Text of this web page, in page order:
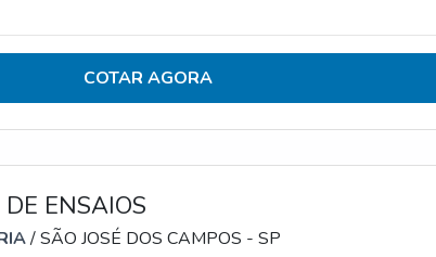
a identificação e o controle do componente em análise
de tudo é fundament
COTAR AGORA
ENSAIOS
/ SÃO JOSÉ DOS CAMPOS - SP